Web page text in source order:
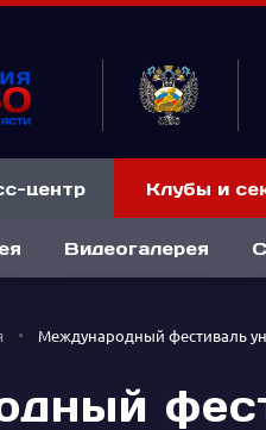
центр
Видеогалерея
Клубы и
Международный фестиваль